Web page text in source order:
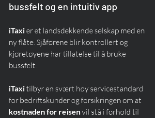
bussfelt og en intuitiv app
iTaxi er et landsdekkende selskap med en
ny flåte. Sjåførene blir kontrollert og
kjøretøyene har tillatelse til å bruke
bussfelt.
iTaxi tilbyr en svært høy servicestandard
for bedriftskunder og forsikringen om at
kostnaden for reisen vil stå i forhold til